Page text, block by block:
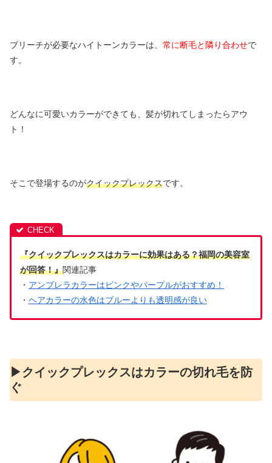
ブリーチが必要なハイトーンカラーは、 常に断毛と隣り合わせで
す。
どんなに可愛いカラーができても、髪が切れてしまったらアウ
ト！
そこで登場するのがクイックプレックスです。
『クイックプレックスはカラーに効果はある？福岡の美容室
が回答！』関連記事
・ アンブレラカラーはピンクやパープルがおすすめ！
・ ヘアカラーの水色はブルーよりも透明感が良い
▶︎クイックプレックスはカラーの切れ毛を防
ぐ